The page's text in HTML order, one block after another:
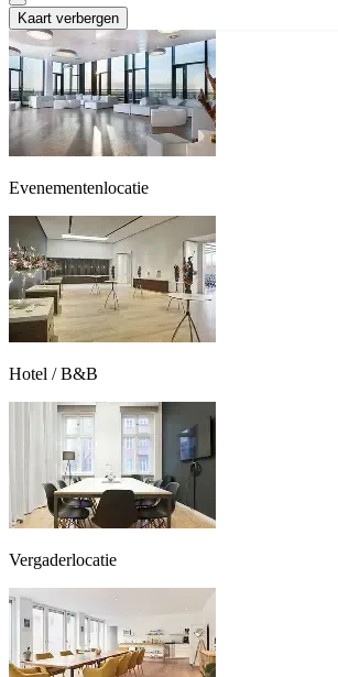
Kaart verbergen
Evenementenlocatie
Hotel / B&B
Vergaderlocatie